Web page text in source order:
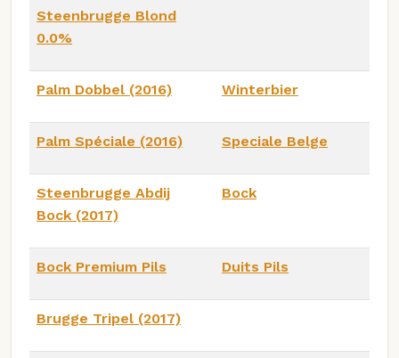
Steenbrugge Blond
0.0%
Palm Dobbel (2016) Winterbier
Palm Spéciale (2016) Speciale Belge
Steenbrugge Abdij
Bock (2017)
Bock
Bock Premium Pils Duits Pils
Brugge Tripel (2017)